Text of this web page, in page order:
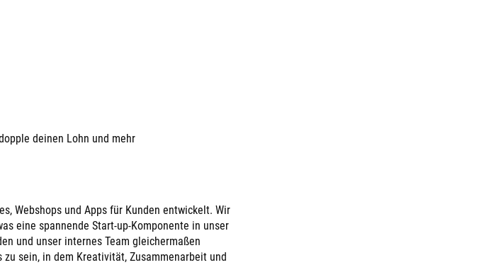
deinen Lohn und mehr
Webshops und Apps für Kunden entwickelt. Wir
eine spannende Start-up-Komponente in unser
und unser internes Team gleichermaßen
sein, in dem Kreativität, Zusammenarbeit und